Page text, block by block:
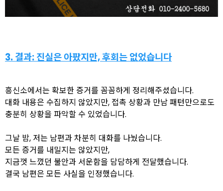
3. 결과: 진실은 아팠지만, 후회는 없었습니다
흥신소에서는 확보한 증거를 꼼꼼하게 정리해주셨습니다.
대화 내용은 수집하지 않았지만, 접촉 상황과 만남 패턴만으로도
충분히 상황을 파악할 수 있었습니다.
그날 밤, 저는 남편과 차분히 대화를 나눴습니다.
모든 증거를 내밀지는 않았지만,
지금껏 느꼈던 불안과 서운함을 담담하게 전달했습니다.
결국 남편은 모든 사실을 인정했습니다.